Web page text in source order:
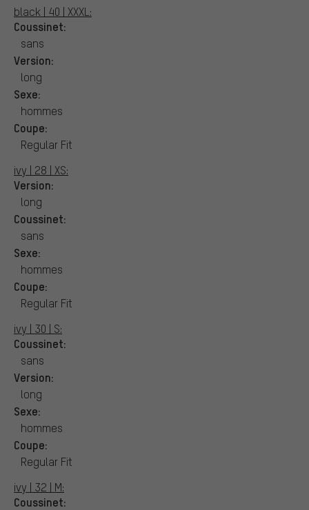
black | 40 | XXXL:
Coussinet:
sans
Version:
long
Sexe:
hommes
Coupe:
Regular Fit
ivy | 28 | XS:
Version:
long
Coussinet:
sans
Sexe:
hommes
Coupe:
Regular Fit
ivy | 30 | S:
Coussinet:
sans
Version:
long
Sexe:
hommes
Coupe:
Regular Fit
ivy | 32 | M:
Coussinet: